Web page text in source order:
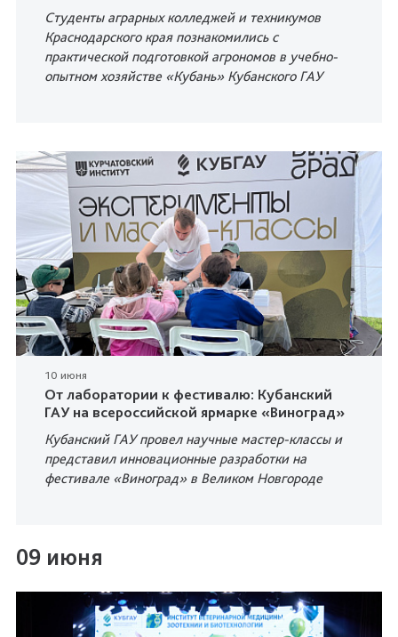
Студенты аграрных колледжей и техникумов
Краснодарского края познакомились с
практической подготовкой агрономов в учебно-
опытном хозяйстве «Кубань» Кубанского ГАУ
10 июня
От лаборатории к фестивалю: Кубанский
ГАУ на всероссийской ярмарке «Виноград»
Кубанский ГАУ провел научные мастер-классы и
представил инновационные разработки на
фестивале «Виноград» в Великом Новгороде
09 июня